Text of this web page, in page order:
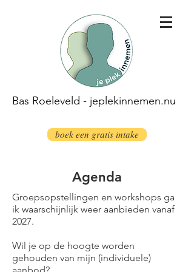
Bas Roeleveld - jeplekinnemen.nu
boek een gratis intake
Agenda
Groepsopstellingen en workshops ga
ik waarschijnlijk weer aanbieden vanaf
2027.
Wil je op de hoogte worden
gehouden van mijn (individuele)